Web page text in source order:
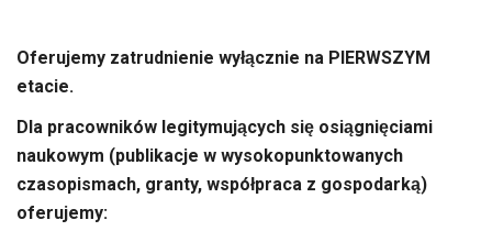
Oferujemy zatrudnienie wyłącznie na PIERWSZYM
etacie.
Dla pracowników legitymujących się osiągnięciami
naukowym (publikacje w wysokopunktowanych
czasopismach, granty, współpraca z gospodarką)
oferujemy: